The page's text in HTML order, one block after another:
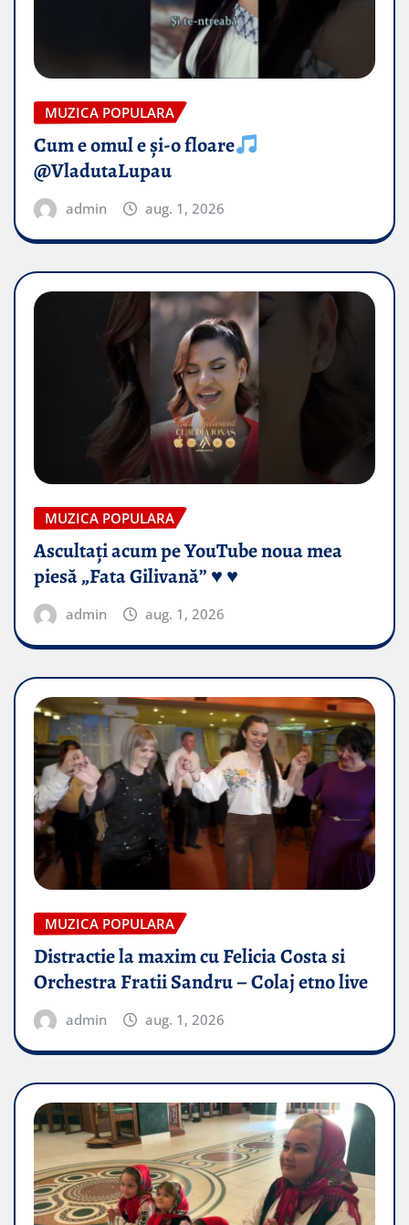
MUZICA POPULARA
Cum e omul e și-o floare
@VladutaLupau
admin aug. 1, 2026
MUZICA POPULARA
Ascultați acum pe YouTube noua mea
piesă „Fata Gilivană” ♥️ ♥️
admin aug. 1, 2026
MUZICA POPULARA
Distractie la maxim cu Felicia Costa si
Orchestra Fratii Sandru – Colaj etno live
admin aug. 1, 2026